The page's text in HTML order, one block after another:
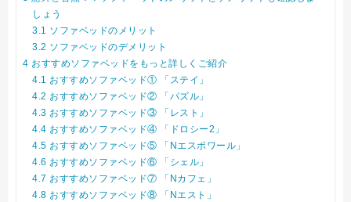
しょう
3.1 ソファベッドのメリット
3.2 ソファベッドのデメリット
4 おすすめソファベッドをもっと詳しくご紹介
4.1 おすすめソファベッド① 「ステイ」
4.2 おすすめソファベッド② 「パズル」
4.3 おすすめソファベッド③ 「レスト」
4.4 おすすめソファベッド④ 「ドロシー2」
4.5 おすすめソファベッド⑤ 「Nエスポワール」
4.6 おすすめソファベッド⑥ 「シェル」
4.7 おすすめソファベッド⑦ 「Nカフェ」
4.8 おすすめソファベッド⑧ 「Nエスト」